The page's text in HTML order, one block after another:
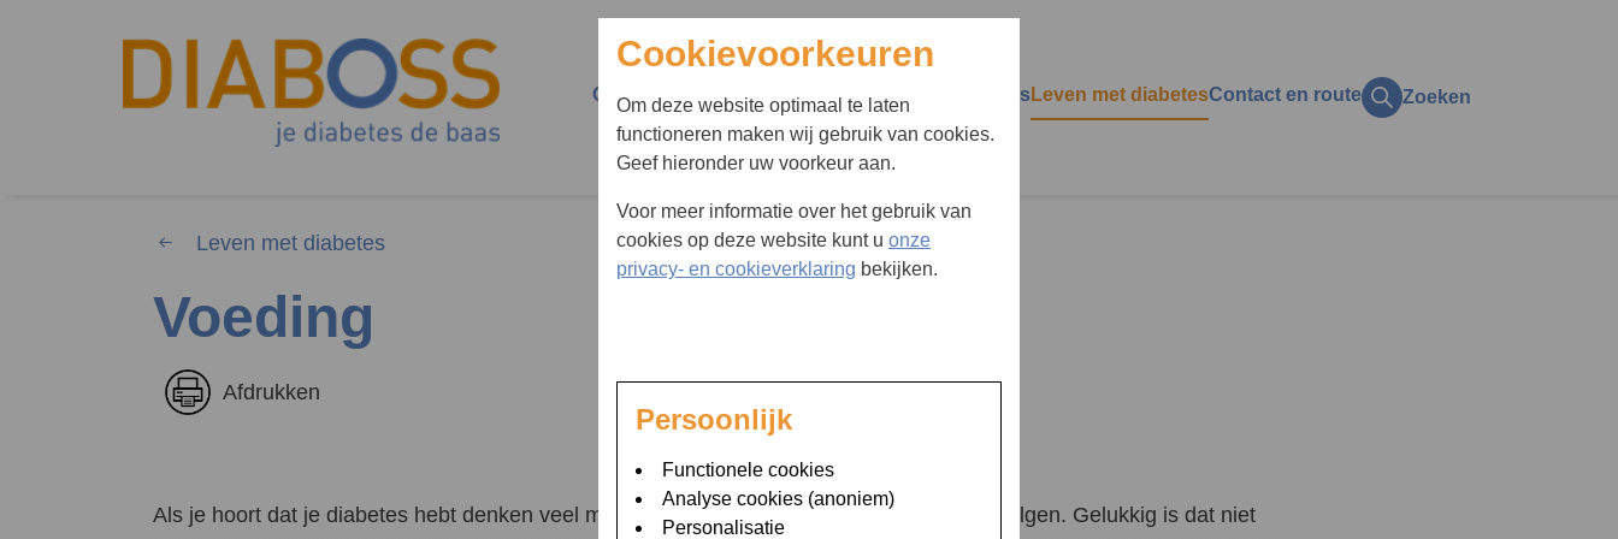
Over Diaboss
Wie zijn wij
Groepsbijeenkomsten
Ziekenhuisopname
Over diabetes
Diabetes type 1
Insuline
Hypo
Hyper
Vermoedt u diabetes
Huisarts schoolarts
verwijzer
Ik vermoed dat ik diabetes
heb
Leven met diabetes
Uitgaan, alcohol, roken en
Contact en route Zoeken
Leven met diabetes
Voeding
Afdrukken
Als je hoort dat je diabetes hebt denken veel mensen dat je een streng dieet moet gaan volgen. Gelukkig is dat niet
Cookievoorkeuren
Om deze website optimaal te laten
functioneren maken wij gebruik van cookies.
Geef hieronder uw voorkeur aan.
Voor meer informatie over het gebruik van
cookies op deze website kunt u onze
privacy- en cookieverklaring bekijken.
Persoonlijk
Functionele cookies
Analyse cookies (anoniem)
Personalisatie